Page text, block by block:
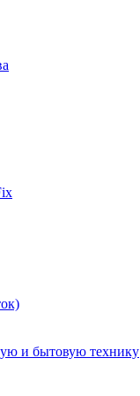
и бытовую технику